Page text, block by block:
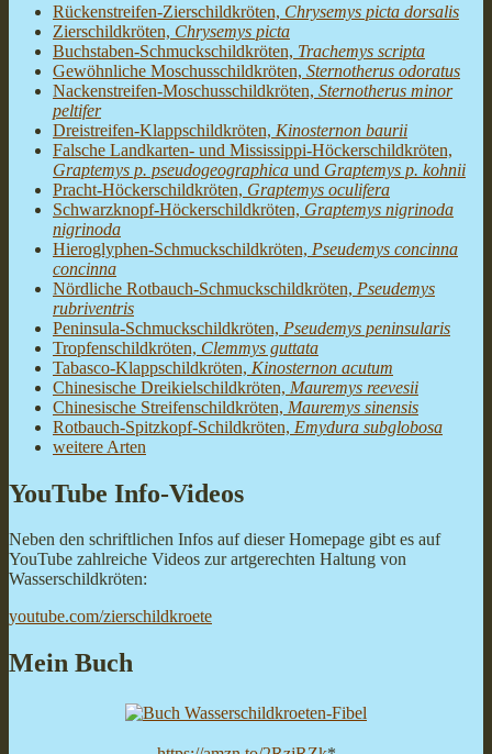
Rückenstreifen-Zierschildkröten, Chrysemys picta dorsalis
Zierschildkröten, Chrysemys picta
Buchstaben-Schmuckschildkröten, Trachemys scripta
Gewöhnliche Moschusschildkröten, Sternotherus odoratus
Nackenstreifen-Moschusschildkröten, Sternotherus minor
peltifer
Dreistreifen-Klappschildkröten, Kinosternon baurii
Falsche Landkarten- und Mississippi-Höckerschildkröten,
Graptemys p. pseudogeographica und Graptemys p. kohnii
Pracht-Höckerschildkröten, Graptemys oculifera
Schwarzknopf-Höckerschildkröten, Graptemys nigrinoda
nigrinoda
Hieroglyphen-Schmuckschildkröten, Pseudemys concinna
concinna
Nördliche Rotbauch-Schmuckschildkröten, Pseudemys
rubriventris
Peninsula-Schmuckschildkröten, Pseudemys peninsularis
Tropfenschildkröten, Clemmys guttata
Tabasco-Klappschildkröten, Kinosternon acutum
Chinesische Dreikielschildkröten, Mauremys reevesii
Chinesische Streifenschildkröten, Mauremys sinensis
Rotbauch-Spitzkopf-Schildkröten, Emydura subglobosa
weitere Arten
YouTube Info-Videos
Neben den schriftlichen Infos auf dieser Homepage gibt es auf
YouTube zahlreiche Videos zur artgerechten Haltung von
Wasserschildkröten:
youtube.com/zierschildkroete
Mein Buch